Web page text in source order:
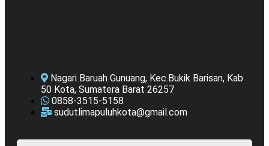
Nagari Baruah Gunuang, Kec.Bukik Barisan, Kab
50 Kota, Sumatera Barat 26257
0858-3515-5158
sudutlimapuluhkota@gmail.com